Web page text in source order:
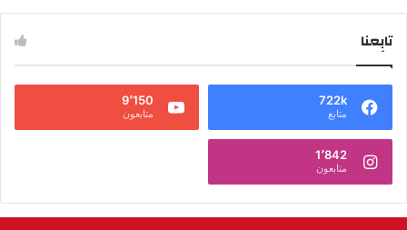
تابِعنا
722k
متابع
9٬150
متابعون
1٬842
متابعون